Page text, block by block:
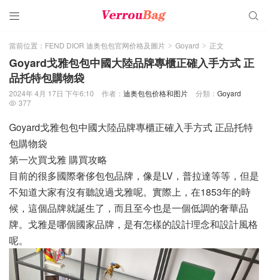
 
當前位置： FEND DIOR 迪奥包包官网价格及圖片 > Goyard > 正文
Goyard戈雅包包中國大陸品牌專櫃正確入手方式 正
品托特包購物袋
2024年 4月 17日 下午6:10 作者： 迪奥包包价格和图片 分類： Goyard
 377
Goyard戈雅包包中國大陸品牌專櫃正確入手方式 正品托特
包購物袋
第一次買戈雅 購買攻略
目前的很多國際奢侈包包品牌，像是LV，普拉達等等，但是
不知道大家有沒有聽說過戈雅呢。實際上，在1853年的時
候，這個品牌就誕生了，而且至今也是一個低調的奢華品
牌。戈雅是哪個國家品牌，是有怎樣的設計理念和設計風格
呢。